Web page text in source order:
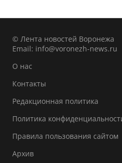
© Лента новостей Воронежа
Email: info@voronezh-news.ru
О нас
Контакты
Редакционная политика
Политика
Правила пользования сайтом
Архив